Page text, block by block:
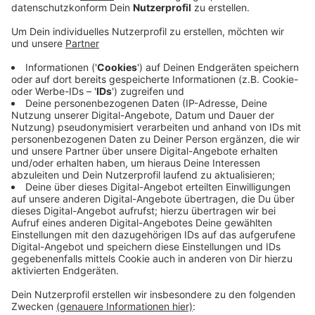
Kulturdezernentin Susanne Schwier sind sich einig
und sagen, die Stadt sei neu entdeckt worden. Mit
dem Stadtglühen konnten Künstler und
Veranstalter wieder aktiv werden und auch Geld
verdienen.
Der Bund hat sich beim Kulturfestival mit 485.000
beteiligt. Der städtische Kulturbetrieb hat 125.000
Euro dazu gesteuert.
Jetzt am Wochenende sind noch die letzten
Veranstaltungen geplant. Unter anderem singen
fünf Initiativchöre der Chorbiennale Open Air auf
dem Lindenplatz und dem Elisenbrunnen. Alle
weiteren Events findet ihrHIER.
Veröffentlicht:Freitag, 03.09.2021 10:42
Anzeige